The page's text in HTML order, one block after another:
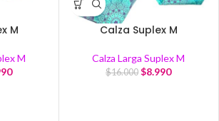
M
M
Calza Suplex M
Calza Larga Suplex M
$16.000 $8.990